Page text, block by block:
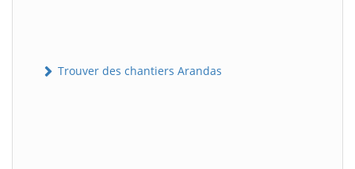
Trouver des chantiers Arandas